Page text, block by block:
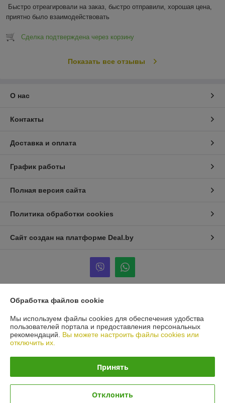
Быстро отреагировали на заказ, быстро отправили, хорошая цена,
приятно было взаимодействовать
Сделка подтверждена через корзину
Показать все отзывы
О нас
Контакты
Доставка и оплата
График работы
Полная версия сайта
Политика обработки cookies
Сайт создан на платформе Deal.by
Информация для покупателя
Юридическое лицо:Общество с ограниченной ответственностью
«ВИТАВТОБАЗИС»
210038, г. Витебск, Московский пр-т, д.55В-3
Регистрационный орган: Витебский областной исполнительны комитет
Дата регистрации компании: 09.02.2007
Обработка файлов cookie
Мы используем файлы cookies для обеспечения удобства
пользователей портала и предоставления персональных
рекомендаций. Вы можете настроить файлы cookies или
отключить их.
Принять
Отклонить